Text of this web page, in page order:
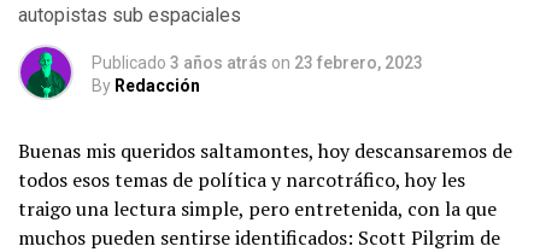
autopistas sub espaciales
Publicado 3 años atrás on 23 febrero, 2023
By Redacción
Buenas mis queridos saltamontes, hoy descansaremos de
todos esos temas de política y narcotráfico, hoy les
traigo una lectura simple, pero entretenida, con la que
muchos pueden sentirse identificados: Scott Pilgrim de